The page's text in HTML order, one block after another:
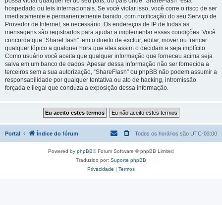
hospedado ou leis internacionais. Se você violar isso, você corre o risco de ser
imediatamente e permanentemente banido, com notificação do seu Serviço de
Provedor de Internet, se necessário. Os endereços de IP de todas as
mensagens são registrados para ajudar a implementar essas condições. Você
concorda que “ShareFlash” tem o direito de excluir, editar, mover ou trancar
qualquer tópico a qualquer hora que eles assim o decidam e seja implícito.
Como usuário você aceita que qualquer informação que forneceu acima seja
salva em um banco de dados. Apesar dessa informação não ser fornecida a
terceiros sem a sua autorização, “ShareFlash” ou phpBB não podem assumir a
responsabilidade por qualquer tentativa ou ato de hacking, intromissão
forçada e ilegal que conduza a exposição dessa informação.
Portal Índice do fórum Todos os horários são UTC-03:00
Powered by phpBB® Forum Software © phpBB Limited
Traduzido por: Suporte phpBB
Privacidade | Termos